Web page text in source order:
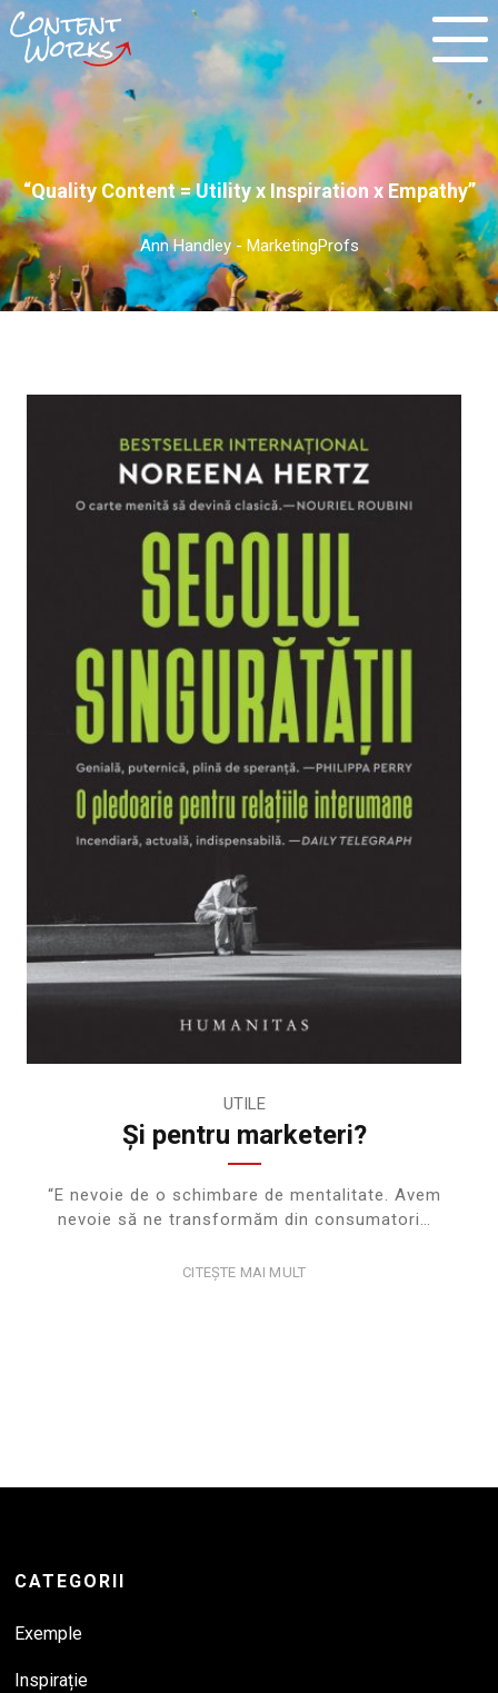
“Quality Content = Utility x Inspiration x Empathy”
Ann Handley - MarketingProfs
UTILE
Și pentru marketeri?
“E nevoie de o schimbare de mentalitate. Avem
nevoie să ne transformăm din consumatori…
CITEȘTE MAI MULT
CATEGORII
Exemple
Inspirație